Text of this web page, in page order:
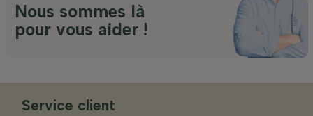
Nous sommes là
pour vous aider !
Service client